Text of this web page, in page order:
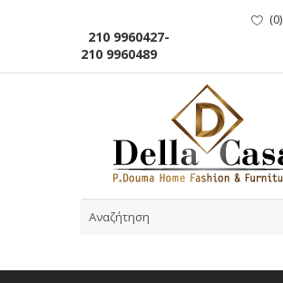
210 9960427-
210 9960489
(0)